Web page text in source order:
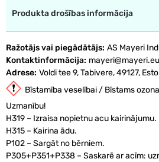
Produkta drošības informācija
Ražotājs vai piegādātājs AS Mayeri
Kontaktinformācija mayeri@mayeri.eu
Adrese Voldi tee 9, Tabivere, 49127,
Bīstamība veselībai / Bīstams
Uzmanību!
H319 – Izraisa nopietnu acu kairinājumu.
H315 – Kairina ādu.
P102 – Sargāt no bērniem.
P305+P351+P338 – Saskarē ar acīm: